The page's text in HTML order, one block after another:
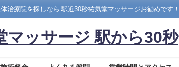
治療院を探しなら 駅近30秒祐気堂マッサージお勧めです！
マッサージ 駅から30秒